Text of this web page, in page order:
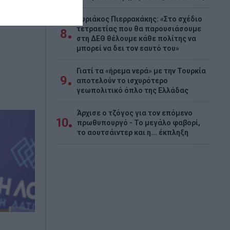
8
Κυριάκος Πιερρακάκης: «Στο σχέδιο
τετραετίας που θα παρουσιάσουμε
στη ΔΕΘ θέλουμε κάθε πολίτης να
μπορεί να δει τον εαυτό του»
9
Γιατί τα «ήρεμα νερά» με την Τουρκία
αποτελούν το ισχυρότερο
γεωπολιτικό όπλο της Ελλάδας
10
Άρχισε ο τζόγος για τον επόμενο
πρωθυπουργό - Το μεγάλο φαβορί,
το αουτσάιντερ και η... έκπληξη